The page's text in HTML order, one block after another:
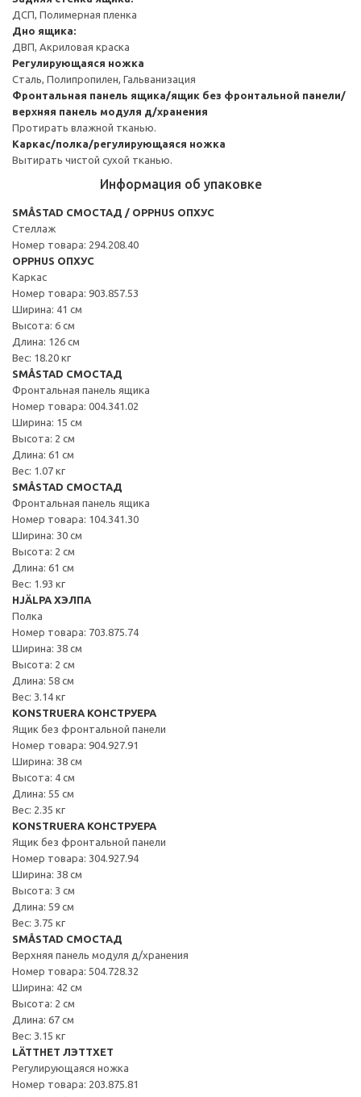
ДСП, Полимерная пленка
Дно ящика:
ДВП, Акриловая краска
Регулирующаяся ножка
Сталь, Полипропилен, Гальванизация
Фронтальная панель ящика/ящик без фронтальной панели/
верхняя панель модуля д/хранения
Протирать влажной тканью.
Каркас/полка/регулирующаяся ножка
Вытирать чистой сухой тканью.
Информация об упаковке
SMÅSTAD СМОСТАД / OPPHUS ОПХУС
Стеллаж
Номер товара: 294.208.40
OPPHUS ОПХУС
Каркас
Номер товара: 903.857.53
Ширина: 41 см
Высота: 6 см
Длина: 126 см
Вес: 18.20 кг
SMÅSTAD СМОСТАД
Фронтальная панель ящика
Номер товара: 004.341.02
Ширина: 15 см
Высота: 2 см
Длина: 61 см
Вес: 1.07 кг
SMÅSTAD СМОСТАД
Фронтальная панель ящика
Номер товара: 104.341.30
Ширина: 30 см
Высота: 2 см
Длина: 61 см
Вес: 1.93 кг
HJÄLPA ХЭЛПА
Полка
Номер товара: 703.875.74
Ширина: 38 см
Высота: 2 см
Длина: 58 см
Вес: 3.14 кг
KONSTRUERA КОНСТРУЕРА
Ящик без фронтальной панели
Номер товара: 904.927.91
Ширина: 38 см
Высота: 4 см
Длина: 55 см
Вес: 2.35 кг
KONSTRUERA КОНСТРУЕРА
Ящик без фронтальной панели
Номер товара: 304.927.94
Ширина: 38 см
Высота: 3 см
Длина: 59 см
Вес: 3.75 кг
SMÅSTAD СМОСТАД
Верхняя панель модуля д/хранения
Номер товара: 504.728.32
Ширина: 42 см
Высота: 2 см
Длина: 67 см
Вес: 3.15 кг
LÄTTHET ЛЭТТХЕТ
Регулирующаяся ножка
Номер товара: 203.875.81